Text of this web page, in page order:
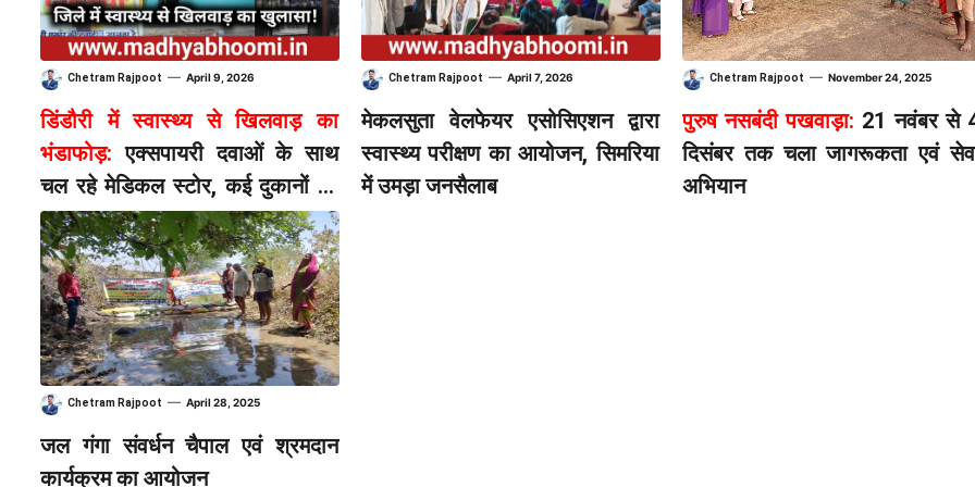
Chetram Rajpoot — April 9, 2026
डिंडौरी में स्वास्थ्य से खिलवाड़ का
भंडाफोड़: एक्सपायरी दवाओं के साथ
चल रहे मेडिकल स्टोर, कई दुकानों पर
ताला
Chetram Rajpoot — April 7, 2026
मेकलसुता वेलफेयर एसोसिएशन द्वारा
स्वास्थ्य परीक्षण का आयोजन, सिमरिया
में उमड़ा जनसैलाब
Chetram Rajpoot — November 24, 2025
पुरुष नसबंदी पखवाड़ा: 21 नवंबर से
दिसंबर तक चला जागरूकता एवं
अभियान
Chetram Rajpoot — April 28, 2025
जल गंगा संवर्धन चैपाल एवं श्रमदान
कार्यक्रम का आयोजन